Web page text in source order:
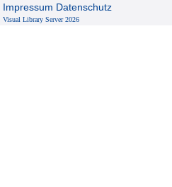
Impressum Datenschutz
Visual Library Server 2026